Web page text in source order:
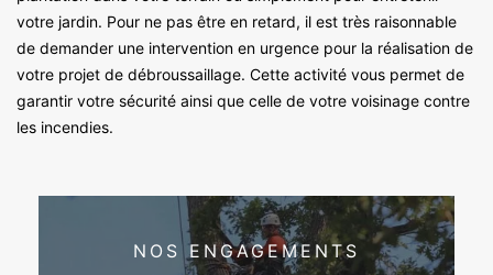
votre jardin. Pour ne pas être en retard, il est très raisonnable
de demander une intervention en urgence pour la réalisation de
votre projet de débroussaillage. Cette activité vous permet de
garantir votre sécurité ainsi que celle de votre voisinage contre
les incendies.
NOS ENGAGEMENTS